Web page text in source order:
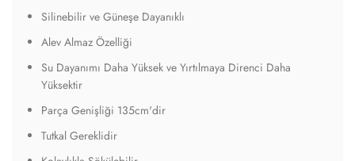
Silinebilir ve Güneşe Dayanıklı
Alev Almaz Özelliği
Su Dayanımı Daha Yüksek ve Yırtılmaya Direnci Daha
Yüksektir
Parça Genişliği 135cm'dir
Tutkal Gereklidir